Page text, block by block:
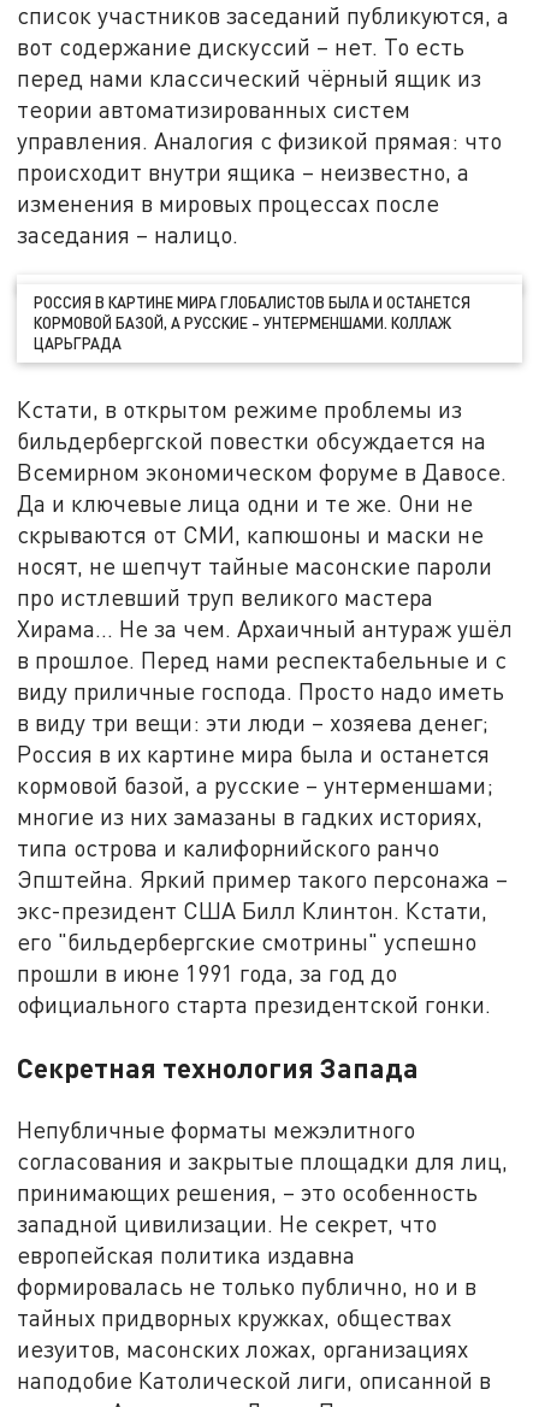
список участников заседаний публикуются, а
вот содержание дискуссий – нет. То есть
перед нами классический чёрный ящик из
теории автоматизированных систем
управления. Аналогия с физикой прямая: что
происходит внутри ящика – неизвестно, а
изменения в мировых процессах после
заседания – налицо.
РОССИЯ В КАРТИНЕ МИРА ГЛОБАЛИСТОВ БЫЛА И ОСТАНЕТСЯ
КОРМОВОЙ БАЗОЙ, А РУССКИЕ – УНТЕРМЕНШАМИ. КОЛЛАЖ
ЦАРЬГРАДА
Кстати, в открытом режиме проблемы из
бильдербергской повестки обсуждается на
Всемирном экономическом форуме в Давосе.
Да и ключевые лица одни и те же. Они не
скрываются от СМИ, капюшоны и маски не
носят, не шепчут тайные масонские пароли
про истлевший труп великого мастера
Хирама... Не за чем. Архаичный антураж ушёл
в прошлое. Перед нами респектабельные и с
виду приличные господа. Просто надо иметь
в виду три вещи: эти люди – хозяева денег;
Россия в их картине мира была и останется
кормовой базой, а русские – унтерменшами;
многие из них замазаны в гадких историях,
типа острова и калифорнийского ранчо
Эпштейна. Яркий пример такого персонажа –
экс-президент США Билл Клинтон. Кстати,
его "бильдербергские смотрины" успешно
прошли в июне 1991 года, за год до
официального старта президентской гонки.
Секретная технология Запада
Непубличные форматы межэлитного
согласования и закрытые площадки для лиц,
принимающих решения, – это особенность
западной цивилизации. Не секрет, что
европейская политика издавна
формировалась не только публично, но и в
тайных придворных кружках, обществах
иезуитов, масонских ложах, организациях
наподобие Католической лиги, описанной в